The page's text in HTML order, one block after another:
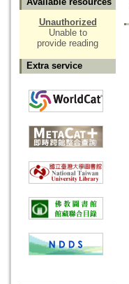
Unauthorized
Unable to
provide reading
Extra service